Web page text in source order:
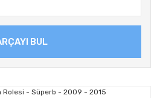
BUL